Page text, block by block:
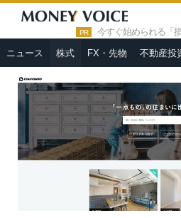
PR 今すぐ始められる「
ニュース 株式 FX・先物 不動産投
HOME » 株式 »
公募価格を割り込
評価を上げるために必要なこととは？